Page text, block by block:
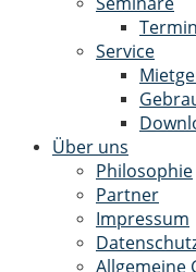
Service
Über uns
Philosophie
Partner
Impressum
Allgemeine